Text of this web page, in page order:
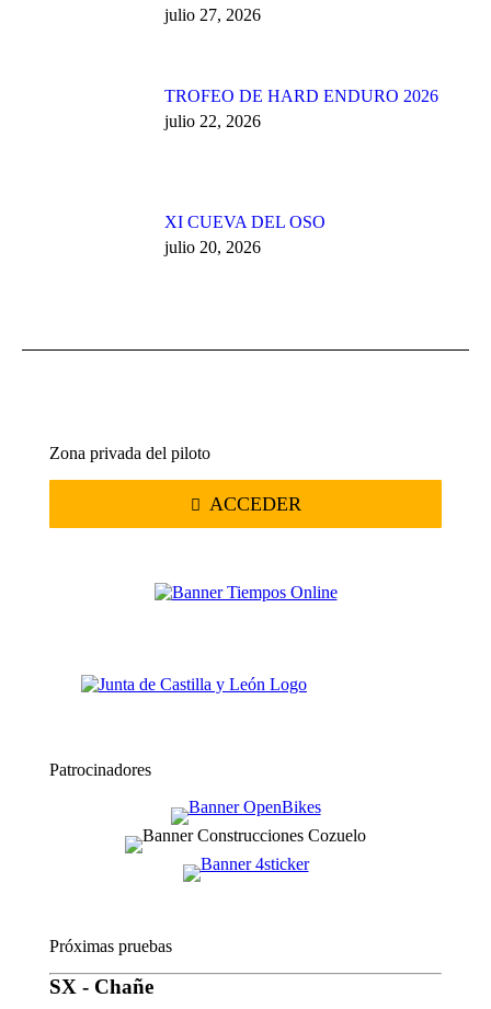
julio 27, 2026
TROFEO DE HARD ENDURO 2026
julio 22, 2026
XI CUEVA DEL OSO
julio 20, 2026
Zona privada del piloto
ACCEDER
Patrocinadores
Próximas pruebas
SX - Chañe